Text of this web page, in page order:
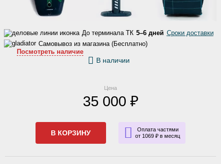
До терминала ТК 5–6 дней Сроки доставки
Самовывоз из магазина (Бесплатно)
Посмотреть наличие
В наличии
Цена
35 000 ₽
В КОРЗИНУ
Оплата частями
от 1069 ₽ в месяц